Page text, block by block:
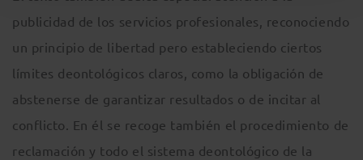
publicidad de los servicios profesionales, reconociendo
un principio de libertad pero estableciendo ciertos
límites deontológicos claros, como la obligación de
abstenerse de garantizar resultados o de incitar al
conflicto. En él se recoge también el procedimiento de
reclamación y todo el sistema deontológico de la